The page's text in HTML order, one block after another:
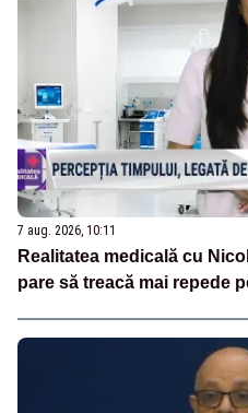
7 aug. 2026, 10:11
Realitatea medicală cu
pare să treacă mai repede